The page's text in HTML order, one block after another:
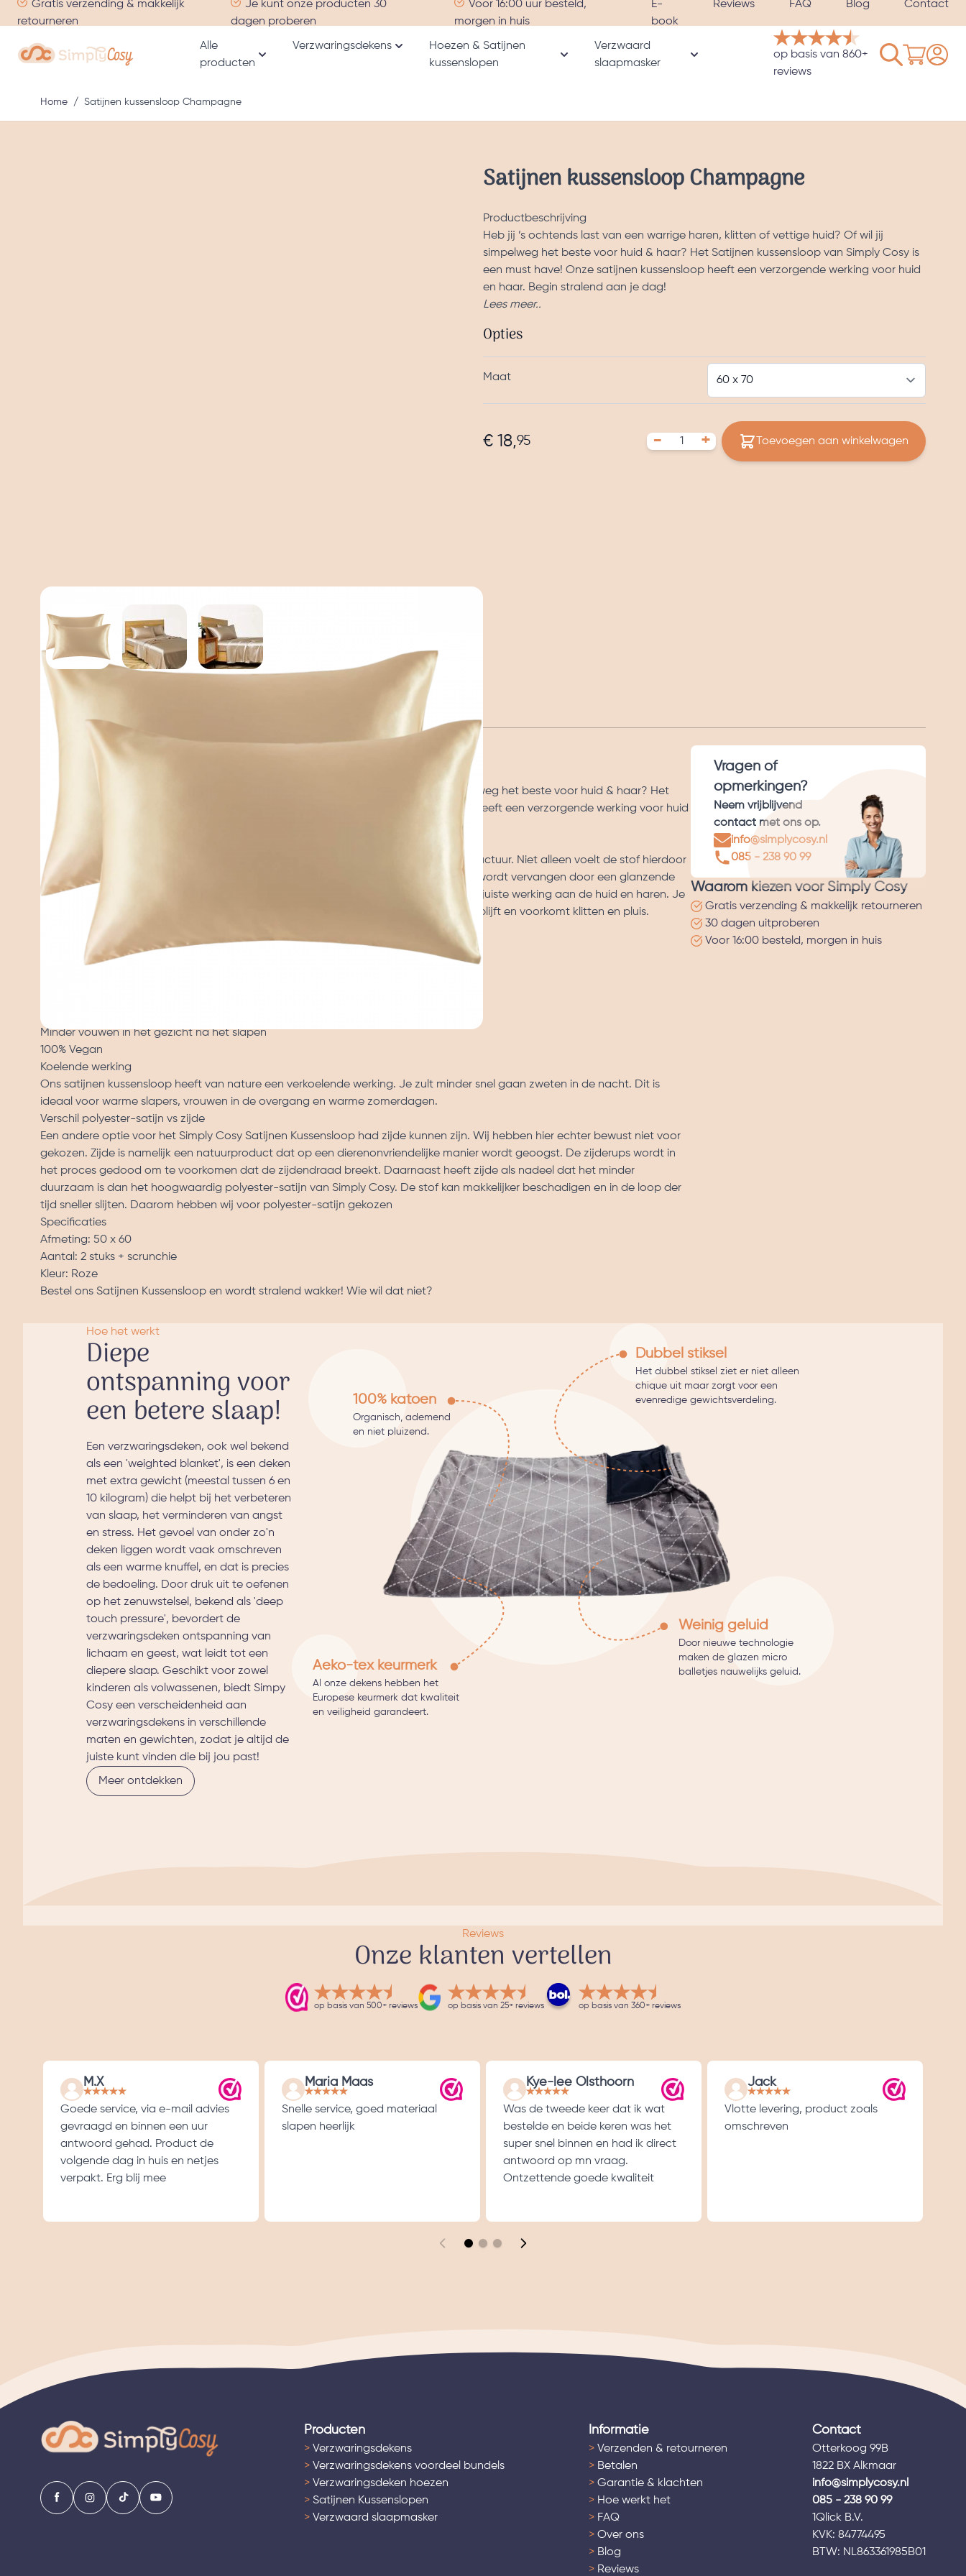
Ga naar de inhoud
Gratis verzending & makkelijk
retourneren
Je kunt onze producten 30
dagen proberen
Voor 16:00 uur besteld,
morgen in huis
E-
book
Reviews FAQ Blog Contact
Alle
producten
Toon submenu voor Alle producten categorie
Verzwaringsdekens
Toon submenu voor Verzwaringsdekens categorie
Hoezen & Satijnen
kussenslopen
Toon submenu voor Hoezen & Satijnen kussenslopen categorie
Verzwaard
slaapmasker
Toon submenu voor Verzwaard slaapmasker
op basis van 860+
reviews
Home / Satijnen kussensloop Champagne
View larger image
Satijnen kussensloop Champagne
Productbeschrijving
Heb jij ’s ochtends last van een warrige haren, klitten of vettige huid? Of wil jij
simpelweg het beste voor huid & haar? Het Satijnen kussensloop van Simply Cosy is
een must have! Onze satijnen kussensloop heeft een verzorgende werking voor huid
en haar. Begin stralend aan je dag!
Lees meer..
Opties
Maat
€ 18,95 - + Toevoegen aan winkelwagen
Omschrijving
Omschrijving
Heb jij ’s ochtends last van een warrige haren, klitten of vettige huid? Of wil jij simpelweg het beste voor huid & haar? Het
Satijnen kussensloop van Simply Cosy is een must have! Onze satijnen kussensloop heeft een verzorgende werking voor huid
en haar. Begin stralend aan je dag!
Hoe werkt het?
Ons polyestersatijn heeft een anti-allergene samenstelling en een dicht gewoven structuur. Niet alleen voelt de stof hierdoor
fijn aan, het zorgt ook voor vochtbehoud in huid en haar. Een droog en ruw gezicht wordt vervangen door een glanzende
huid. Je verzorgingsproducten worden niet door het satijn opgenomen en geven de juiste werking aan de huid en haren. Je
zult minder last hebben van vettig haar. Het satijn zorgt ervoor dat je haar in model blijft en voorkomt klitten en pluis.
Voordelen
Gladdere huid
Vochtbehoud huid & haar
Minder vouwen in het gezicht na het slapen
100% Vegan
Koelende werking
Ons satijnen kussensloop heeft van nature een verkoelende werking. Je zult minder snel gaan zweten in de nacht. Dit is
ideaal voor warme slapers, vrouwen in de overgang en warme zomerdagen.
Verschil polyester-satijn vs zijde
Een andere optie voor het Simply Cosy Satijnen Kussensloop had zijde kunnen zijn. Wij hebben hier echter bewust niet voor
gekozen. Zijde is namelijk een natuurproduct dat op een dierenonvriendelijke manier wordt geoogst. De zijderups wordt in
het proces gedood om te voorkomen dat de zijdendraad breekt. Daarnaast heeft zijde als nadeel dat het minder
duurzaam is dan het hoogwaardig polyester-satijn van Simply Cosy. De stof kan makkelijker beschadigen en in de loop der
tijd sneller slijten. Daarom hebben wij voor polyester-satijn gekozen
Specificaties
Afmeting: 50 x 60
Aantal: 2 stuks + scrunchie
Kleur: Roze
Bestel ons Satijnen Kussensloop en wordt stralend wakker! Wie wil dat niet?
Vragen of
opmerkingen?
Neem vrijblijvend
contact met ons op.
info@simplycosy.nl
085 - 238 90 99
Waarom kiezen voor Simply Cosy
Gratis verzending & makkelijk retourneren
30 dagen uitproberen
Voor 16:00 besteld, morgen in huis
Hoe het werkt
Diepe
ontspanning voor
een betere slaap!
Een verzwaringsdeken, ook wel bekend
als een 'weighted blanket', is een deken
met extra gewicht (meestal tussen 6 en
10 kilogram) die helpt bij het verbeteren
van slaap, het verminderen van angst
en stress. Het gevoel van onder zo'n
deken liggen wordt vaak omschreven
als een warme knuffel, en dat is precies
de bedoeling. Door druk uit te oefenen
op het zenuwstelsel, bekend als 'deep
touch pressure', bevordert de
verzwaringsdeken ontspanning van
lichaam en geest, wat leidt tot een
diepere slaap. Geschikt voor zowel
kinderen als volwassenen, biedt Simpy
Cosy een verscheidenheid aan
verzwaringsdekens in verschillende
maten en gewichten, zodat je altijd de
juiste kunt vinden die bij jou past!
Meer ontdekken
100% katoen
Organisch, ademend
en niet pluizend.
Dubbel stiksel
Het dubbel stiksel ziet er niet alleen
chique uit maar zorgt voor een
evenredige gewichtsverdeling.
Aeko-tex keurmerk
Al onze dekens hebben het
Europese keurmerk dat kwaliteit
en veiligheid garandeert.
Weinig geluid
Door nieuwe technologie
maken de glazen micro
balletjes nauwelijks geluid.
Reviews
Onze klanten vertellen
op basis van 500+ reviews op basis van 25+ reviews op basis van 360+ reviews
M.X
Goede service, via e-mail advies
gevraagd en binnen een uur
antwoord gehad. Product de
volgende dag in huis en netjes
verpakt. Erg blij mee
Maria Maas
Snelle service, goed materiaal
slapen heerlijk
Kye-lee Olsthoorn
Was de tweede keer dat ik wat
bestelde en beide keren was het
super snel binnen en had ik direct
antwoord op mn vraag.
Ontzettende goede kwaliteit
Jack
Vlotte levering, product zoals
omschreven
Producten
>Verzwaringsdekens
>Verzwaringsdekens voordeel bundels
>Verzwaringsdeken hoezen
>Satijnen Kussenslopen
>Verzwaard slaapmasker
Informatie
> Verzenden & retourneren
> Betalen
> Garantie & klachten
> Hoe werkt het
> FAQ
> Over ons
> Blog
> Reviews
Contact
Otterkoog 99B
1822 BX Alkmaar
info@simplycosy.nl
085 - 238 90 99
1Qlick B.V.
KVK: 84774495
BTW: NL863361985B01